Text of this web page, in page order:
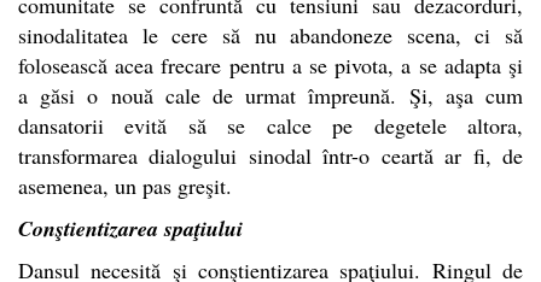
sinodalitatea le cere să nu abandoneze scena, ci să
folosească acea frecare pentru a se pivota, a se adapta şi
a găsi o nouă cale de urmat împreună. Şi, aşa cum
dansatorii evită să se calce pe degetele altora,
transformarea dialogului sinodal într-o ceartă ar fi, de
asemenea, un pas greşit.
Conştientizarea spaţiului
Dansul necesită şi conştientizarea spaţiului. Ringul de